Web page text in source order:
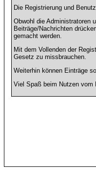
Die Registrierung und
Obwohl die Administratoren
Beiträge/Nachrichten
gemacht werden.
Mit dem Vollenden der
Gesetz zu missbrauchen.
Weiterhin können Einträge
Viel Spaß beim Nutzen vom